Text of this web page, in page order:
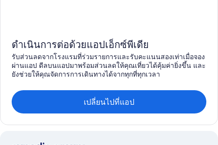
ดำเนินการต่อด้วยแอปเอ็กซ์พีเดีย
รับส่วนลดจากโรงแรมที่ร่วมรายการและรับคะแนนสองเท่าเมื่อจอง
ผ่านแอป ดีลบนแอปมาพร้อมส่วนลดให้คุณเที่ยวได้คุ้มค่ายิ่งขึ้น และ
ยังช่วยให้คุณจัดการการเดินทางได้จากทุกที่ทุกเวลา
เปลี่ยนไปที่แอป